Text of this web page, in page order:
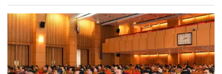
viên Trung ương Đảng, Phó Bí thư Đảng ủy CATW, Thứ
trưởng Bộ Công an chủ trì buổi Lễ.